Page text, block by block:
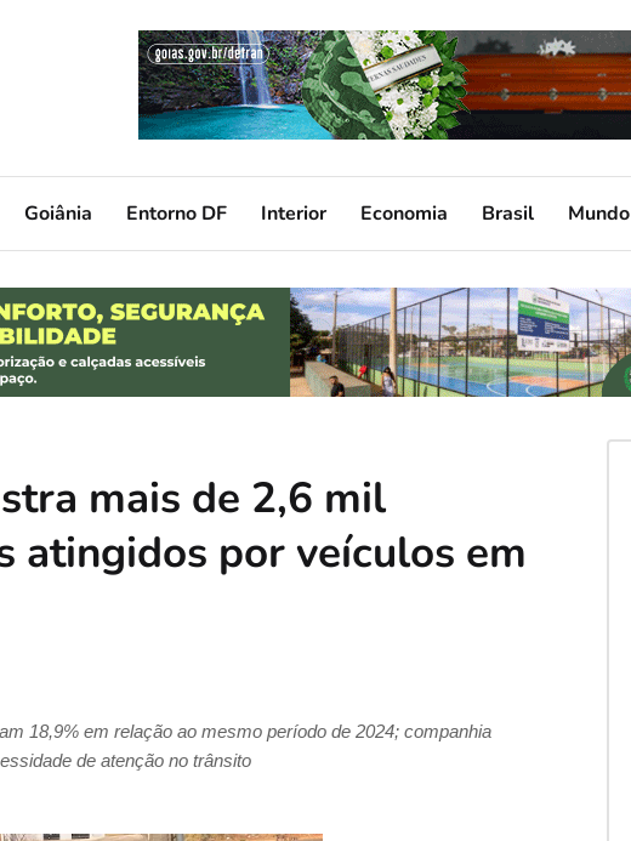
Goiânia Entorno DF Interior Economia Brasil Mundo
mais de 2,6 mil
atingidos por veículos em
18,9% em relação ao mesmo período de 2024; companhia
de atenção no trânsito